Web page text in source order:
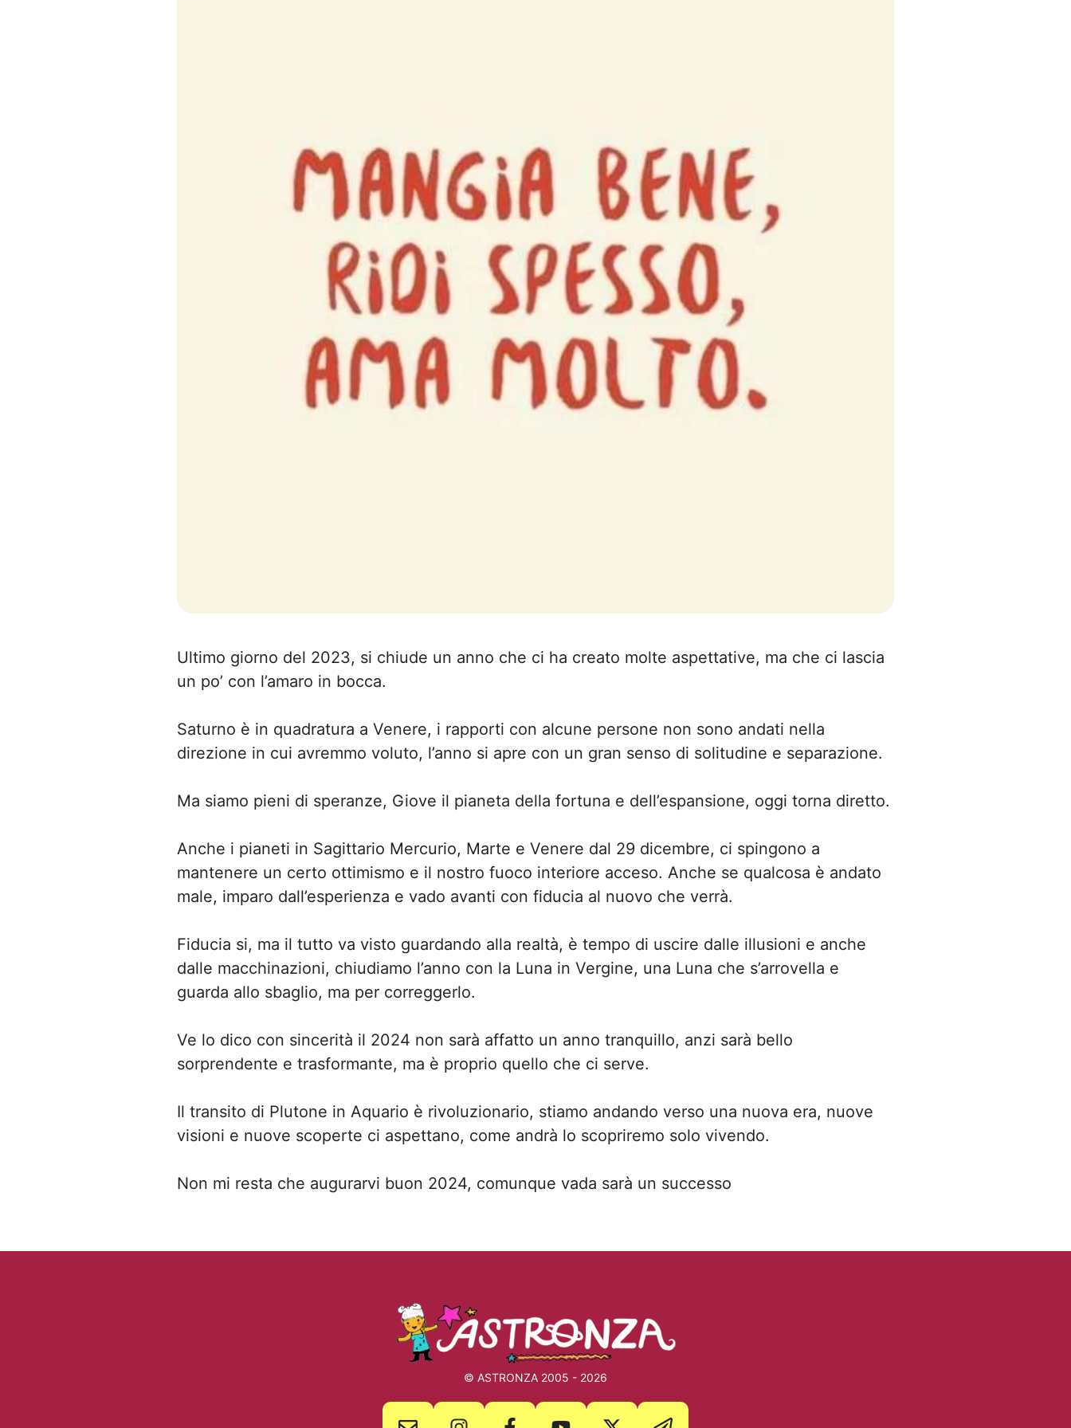
Ultimo giorno del 2023, si chiude un anno che ci ha creato molte aspettative, ma che ci lascia
un po’ con l’amaro in bocca.
Saturno è in quadratura a Venere, i rapporti con alcune persone non sono andati nella
direzione in cui avremmo voluto, l’anno si apre con un gran senso di solitudine e separazione.
Ma siamo pieni di speranze, Giove il pianeta della fortuna e dell’espansione, oggi torna diretto.
Anche i pianeti in Sagittario Mercurio, Marte e Venere dal 29 dicembre, ci spingono a
mantenere un certo ottimismo e il nostro fuoco interiore acceso. Anche se qualcosa è andato
male, imparo dall’esperienza e vado avanti con fiducia al nuovo che verrà.
Fiducia si, ma il tutto va visto guardando alla realtà, è tempo di uscire dalle illusioni e anche
dalle macchinazioni, chiudiamo l’anno con la Luna in Vergine, una Luna che s’arrovella e
guarda allo sbaglio, ma per correggerlo.
Ve lo dico con sincerità il 2024 non sarà affatto un anno tranquillo, anzi sarà bello
sorprendente e trasformante, ma è proprio quello che ci serve.
Il transito di Plutone in Aquario è rivoluzionario, stiamo andando verso una nuova era, nuove
visioni e nuove scoperte ci aspettano, come andrà lo scopriremo solo vivendo.
Non mi resta che augurarvi buon 2024, comunque vada sarà un successo
© ASTRONZA 2005 - 2026